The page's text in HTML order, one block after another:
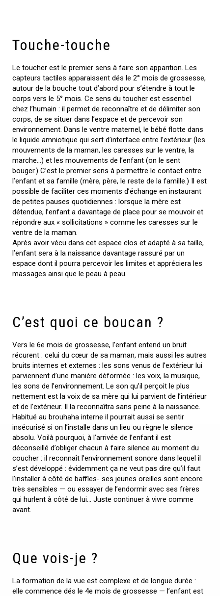
Touche-touche
Le toucher est le premier sens à faire son apparition. Les
capteurs tactiles apparaissent dés le 2° mois de grossesse,
autour de la bouche tout d’abord pour s’étendre à tout le
corps vers le 5° mois. Ce sens du toucher est essentiel
chez l’humain : il permet de reconnaître et de délimiter son
corps, de se situer dans l’espace et de percevoir son
environnement. Dans le ventre maternel, le bébé flotte dans
le liquide amniotique qui sert d’interface entre l’extérieur (les
mouvements de la maman, les caresses sur le ventre, la
marche…) et les mouvements de l’enfant (on le sent
bouger.) C’est le premier sens à permettre le contact entre
l’enfant et sa famille (mère, père, le reste de la famille.) Il est
possible de faciliter ces moments d’échange en instaurant
de petites pauses quotidiennes : lorsque la mère est
détendue, l’enfant a davantage de place pour se mouvoir et
répondre aux « sollicitations » comme les caresses sur le
ventre de la maman.
Après avoir vécu dans cet espace clos et adapté à sa taille,
l’enfant sera à la naissance davantage rassuré par un
espace dont il pourra percevoir les limites et appréciera les
massages ainsi que le peau à peau.
C’est quoi ce boucan ?
Vers le 6e mois de grossesse, l’enfant entend un bruit
récurent : celui du cœur de sa maman, mais aussi les autres
bruits internes et externes : les sons venus de l’extérieur lui
parviennent d’une manière déformée : les voix, la musique,
les sons de l’environnement. Le son qu’il perçoit le plus
nettement est la voix de sa mère qui lui parvient de l’intérieur
et de l’extérieur. Il la reconnaîtra sans peine à la naissance.
Habitué au brouhaha interne il pourrait aussi se sentir
insécurisé si on l’installe dans un lieu ou règne le silence
absolu. Voilà pourquoi, à l’arrivée de l’enfant il est
déconseillé d’obliger chacun à faire silence au moment du
coucher : il reconnaît l’environnement sonore dans lequel il
s’est développé : évidemment ça ne veut pas dire qu’il faut
l’installer à côté de baffles- ses jeunes oreilles sont encore
très sensibles — ou essayer de l’endormir avec ses frères
qui hurlent à côté de lui… Juste continuer à vivre comme
avant.
Que vois-je ?
La formation de la vue est complexe et de longue durée :
elle commence dés le 4e mois de grossesse — l’enfant est